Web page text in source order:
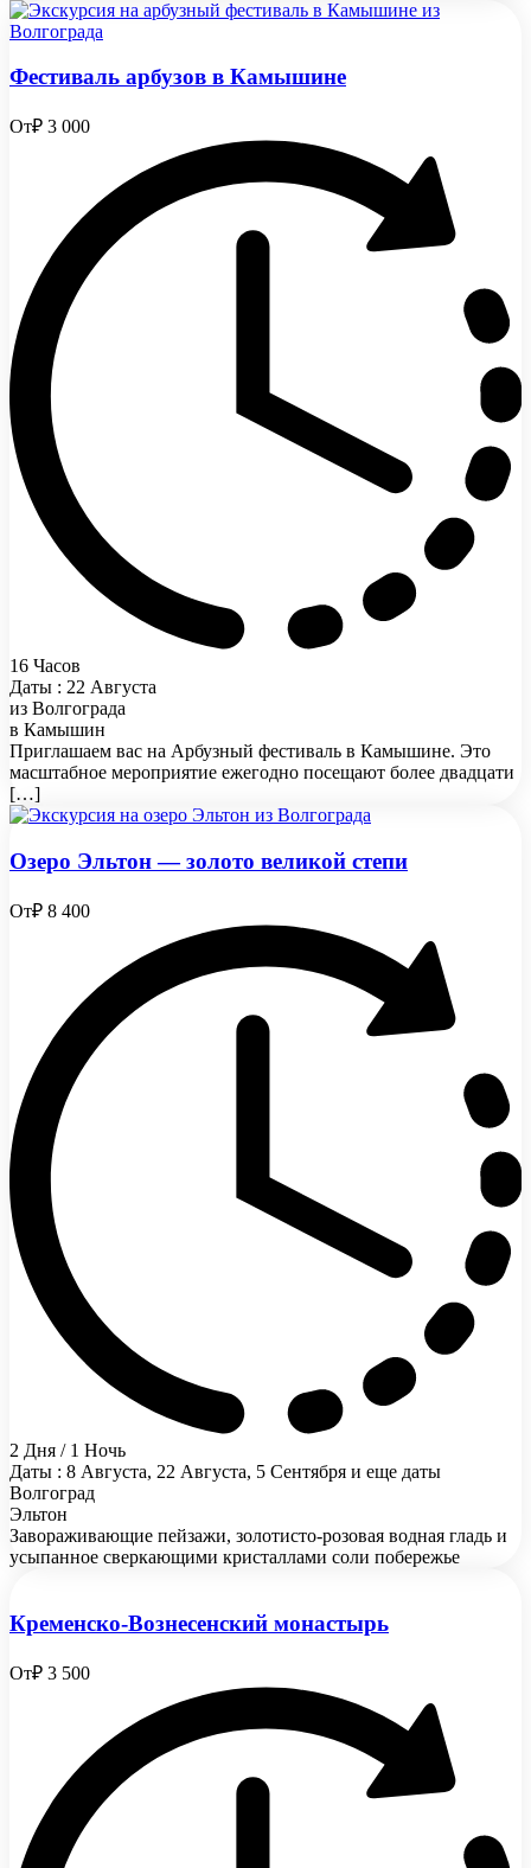
Фестиваль арбузов в Камышине
От₽ 3 000
16 Часов
Даты : 22 Августа
из Волгограда
в Камышин
Приглашаем вас на Арбузный фестиваль в Камышине. Это
масштабное мероприятие ежегодно посещают более двадцати
[…]
Озеро Эльтон — золото великой степи
От₽ 8 400
2 Дня / 1 Ночь
Даты : 8 Августа, 22 Августа, 5 Сентября и еще даты
Волгоград
Эльтон
Завораживающие пейзажи, золотисто-розовая водная гладь и
усыпанное сверкающими кристаллами соли побережье
Кременско-Вознесенский монастырь
От₽ 3 500